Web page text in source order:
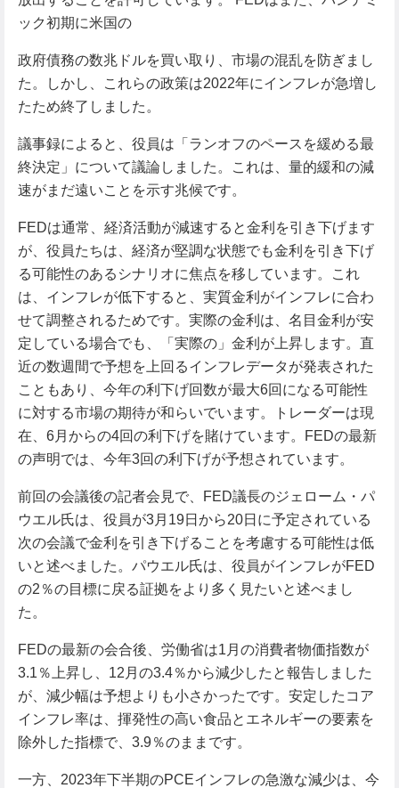
ック初期に米国の
政府債務の数兆ドルを買い取り、市場の混乱を防ぎまし
た。しかし、これらの政策は2022年にインフレが急増し
たため終了しました。
議事録によると、役員は「ランオフのペースを緩める最
終決定」について議論しました。これは、量的緩和の減
速がまだ遠いことを示す兆候です。
FEDは通常、経済活動が減速すると金利を引き下げます
が、役員たちは、経済が堅調な状態でも金利を引き下げ
る可能性のあるシナリオに焦点を移しています。これ
は、インフレが低下すると、実質金利がインフレに合わ
せて調整されるためです。実際の金利は、名目金利が安
定している場合でも、「実際の」金利が上昇します。直
近の数週間で予想を上回るインフレデータが発表された
こともあり、今年の利下げ回数が最大6回になる可能性
に対する市場の期待が和らいでいます。トレーダーは現
在、6月からの4回の利下げを賭けています。FEDの最新
の声明では、今年3回の利下げが予想されています。
前回の会議後の記者会見で、FED議長のジェローム・パ
ウエル氏は、役員が3月19日から20日に予定されている
次の会議で金利を引き下げることを考慮する可能性は低
いと述べました。パウエル氏は、役員がインフレがFED
の2％の目標に戻る証拠をより多く見たいと述べまし
た。
FEDの最新の会合後、労働省は1月の消費者物価指数が
3.1％上昇し、12月の3.4％から減少したと報告しました
が、減少幅は予想よりも小さかったです。安定したコア
インフレ率は、揮発性の高い食品とエネルギーの要素を
除外した指標で、3.9％のままです。
一方、2023年下半期のPCEインフレの急激な減少は、今